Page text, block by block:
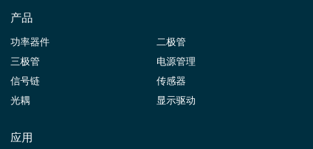
产品
功率器件
二极管
三极管
电源管理
信号链
传感器
光耦
显示驱动
应用